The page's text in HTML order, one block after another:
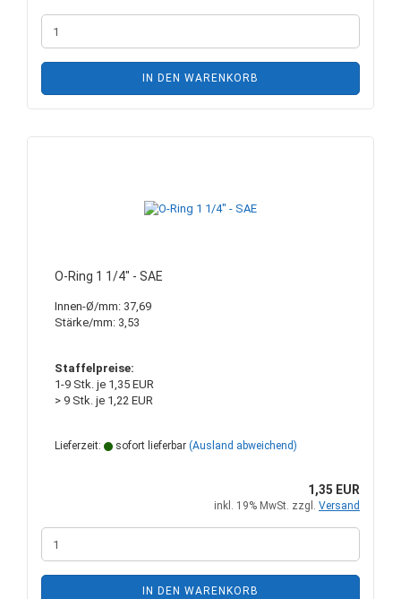
IN DEN WARENKORB
O-Ring 1 1/4" - SAE
Innen-Ø/mm: 37,69
Stärke/mm: 3,53
Staffelpreise:
1-9 Stk. je 1,35 EUR
> 9 Stk. je 1,22 EUR
Lieferzeit: sofort lieferbar (Ausland abweichend)
1,35 EUR
inkl. 19% MwSt. zzgl. Versand
IN DEN WARENKORB